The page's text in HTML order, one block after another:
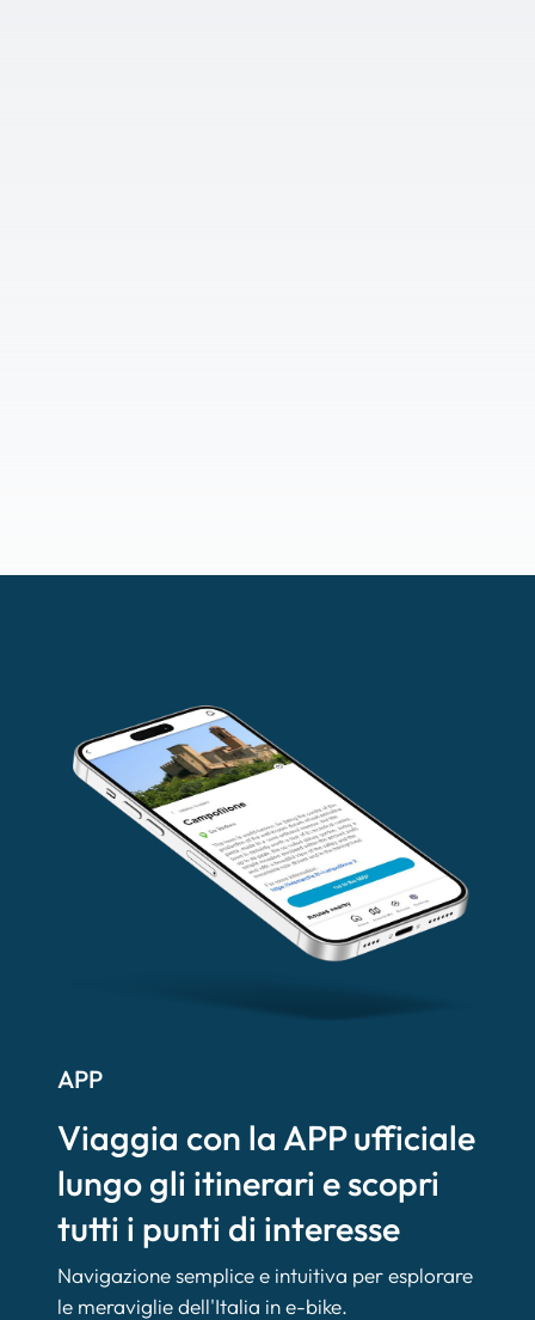
APP
Viaggia con la APP ufficiale
lungo gli itinerari e scopri
tutti i punti di interesse
Navigazione semplice e intuitiva per esplorare
le meraviglie dell'Italia in e-bike.